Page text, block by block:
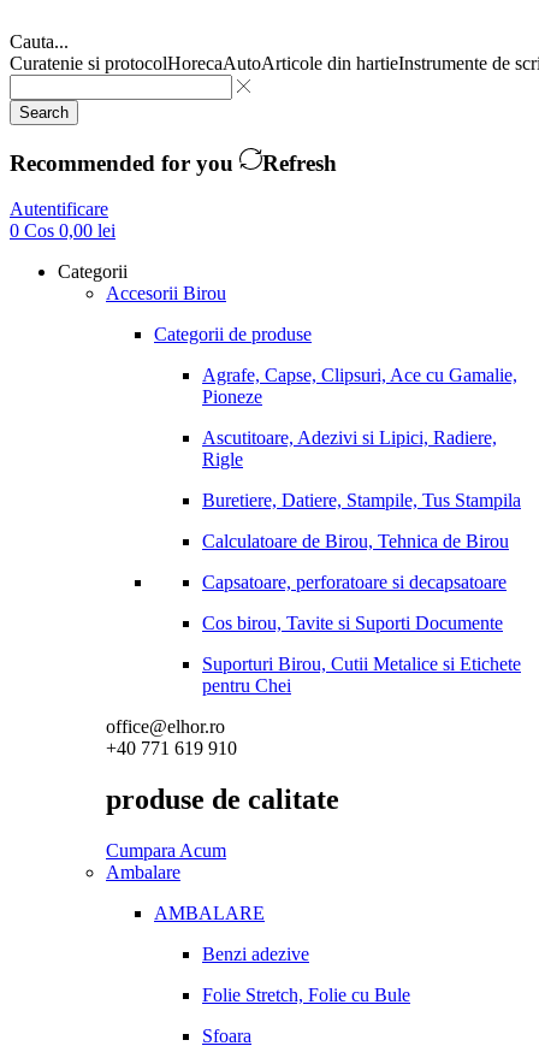
Cauta...
Curatenie si protocolHorecaAutoArticole din hartieInstrumente de
Search
Recommended for you Refresh
Autentificare
0 Cos 0,00 lei
Categorii
Accesorii Birou
Categorii de produse
Agrafe, Capse, Clipsuri, Ace cu Gamalie,
Pioneze
Ascutitoare, Adezivi si Lipici, Radiere,
Rigle
Buretiere, Datiere, Stampile, Tus Stampila
Calculatoare de Birou, Tehnica de Birou
Capsatoare, perforatoare si decapsatoare
Cos birou, Tavite si Suporti Documente
Suporturi Birou, Cutii Metalice si Etichete
pentru Chei
office@elhor.ro
+40 771 619 910
produse de calitate
Cumpara Acum
Ambalare
AMBALARE
Benzi adezive
Folie Stretch, Folie cu Bule
Sfoara